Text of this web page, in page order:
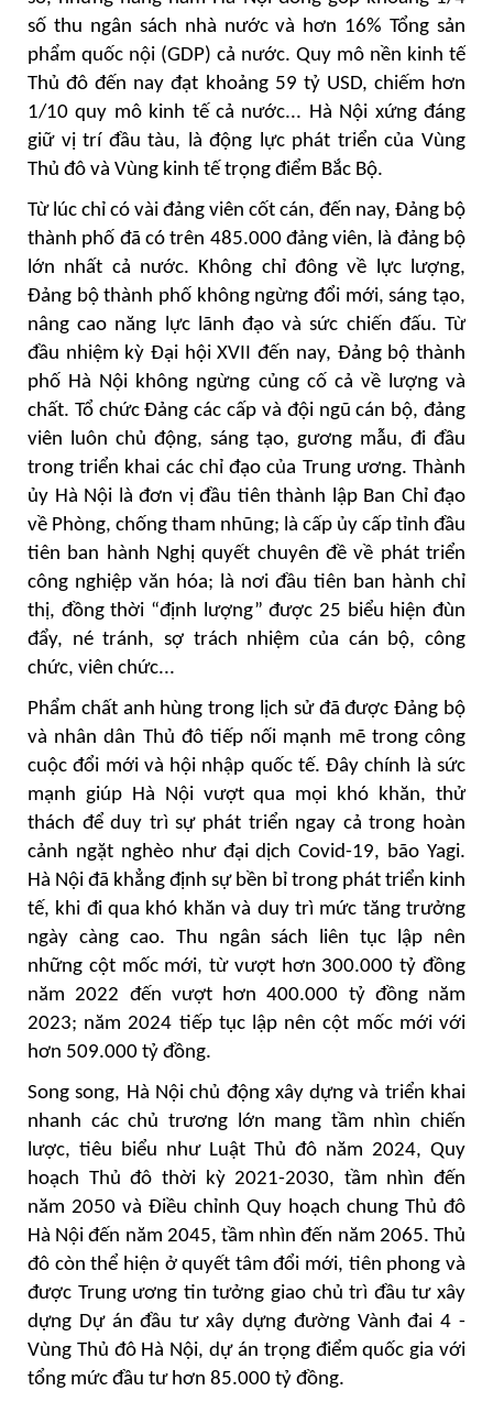
số thu ngân sách nhà nước và hơn 16% Tổng sản
phẩm quốc nội (GDP) cả nước. Quy mô nền kinh tế
Thủ đô đến nay đạt khoảng 59 tỷ USD, chiếm hơn
1/10 quy mô kinh tế cả nước... Hà Nội xứng đáng
giữ vị trí đầu tàu, là động lực phát triển của Vùng
Thủ đô và Vùng kinh tế trọng điểm Bắc Bộ.
Từ lúc chỉ có vài đảng viên cốt cán, đến nay, Đảng bộ
thành phố đã có trên 485.000 đảng viên, là đảng bộ
lớn nhất cả nước. Không chỉ đông về lực lượng,
Đảng bộ thành phố không ngừng đổi mới, sáng tạo,
nâng cao năng lực lãnh đạo và sức chiến đấu. Từ
đầu nhiệm kỳ Đại hội XVII đến nay, Đảng bộ thành
phố Hà Nội không ngừng củng cố cả về lượng và
chất. Tổ chức Đảng các cấp và đội ngũ cán bộ, đảng
viên luôn chủ động, sáng tạo, gương mẫu, đi đầu
trong triển khai các chỉ đạo của Trung ương. Thành
ủy Hà Nội là đơn vị đầu tiên thành lập Ban Chỉ đạo
về Phòng, chống tham nhũng; là cấp ủy cấp tỉnh đầu
tiên ban hành Nghị quyết chuyên đề về phát triển
công nghiệp văn hóa; là nơi đầu tiên ban hành chỉ
thị, đồng thời “định lượng” được 25 biểu hiện đùn
đẩy, né tránh, sợ trách nhiệm của cán bộ, công
chức, viên chức...
Phẩm chất anh hùng trong lịch sử đã được Đảng bộ
và nhân dân Thủ đô tiếp nối mạnh mẽ trong công
cuộc đổi mới và hội nhập quốc tế. Đây chính là sức
mạnh giúp Hà Nội vượt qua mọi khó khăn, thử
thách để duy trì sự phát triển ngay cả trong hoàn
cảnh ngặt nghèo như đại dịch Covid-19, bão Yagi.
Hà Nội đã khẳng định sự bền bỉ trong phát triển kinh
tế, khi đi qua khó khăn và duy trì mức tăng trưởng
ngày càng cao. Thu ngân sách liên tục lập nên
những cột mốc mới, từ vượt hơn 300.000 tỷ đồng
năm 2022 đến vượt hơn 400.000 tỷ đồng năm
2023; năm 2024 tiếp tục lập nên cột mốc mới với
hơn 509.000 tỷ đồng.
Song song, Hà Nội chủ động xây dựng và triển khai
nhanh các chủ trương lớn mang tầm nhìn chiến
lược, tiêu biểu như Luật Thủ đô năm 2024, Quy
hoạch Thủ đô thời kỳ 2021-2030, tầm nhìn đến
năm 2050 và Điều chỉnh Quy hoạch chung Thủ đô
Hà Nội đến năm 2045, tầm nhìn đến năm 2065. Thủ
đô còn thể hiện ở quyết tâm đổi mới, tiên phong và
được Trung ương tin tưởng giao chủ trì đầu tư xây
dựng Dự án đầu tư xây dựng đường Vành đai 4 -
Vùng Thủ đô Hà Nội, dự án trọng điểm quốc gia với
tổng mức đầu tư hơn 85.000 tỷ đồng.